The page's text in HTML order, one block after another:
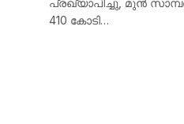
410 കോടി…